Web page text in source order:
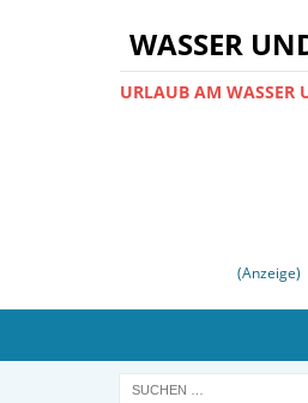
WASSER
URLAUB AM WASSER
(Anzeige)